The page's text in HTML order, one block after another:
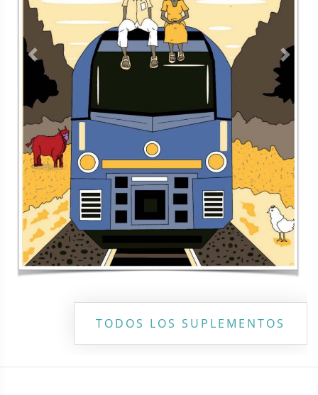
Contacto Directorio Aviso de privacidad
Copyright ©2026 Todos los derechos reservados | La Jornada
Maya